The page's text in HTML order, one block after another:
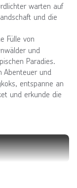
warten auf
und die
Fülle von
und
Paradies.
Abenteuer und
entspanne an
und erkunde die